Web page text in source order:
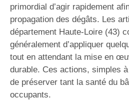
primordial d’agir rapidement
propagation des dégâts. Les
département Haute-Loire (43)
généralement d’appliquer
tout en attendant la mise en
durable. Ces actions, simples
de préserver tant la santé du
occupants.